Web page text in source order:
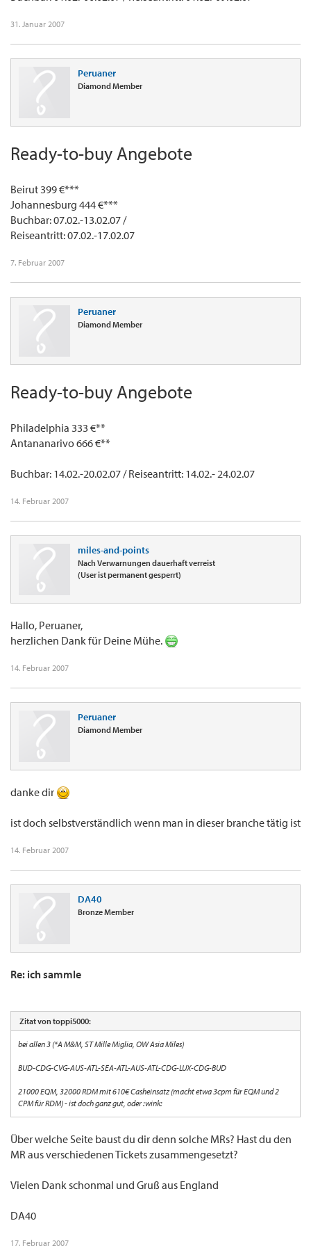
31. Januar 2007
Peruaner
Diamond Member
Ready-to-buy Angebote
Beirut 399 €***
Johannesburg 444 €***
Buchbar: 07.02.-13.02.07 /
Reiseantritt: 07.02.-17.02.07
7. Februar 2007
Peruaner
Diamond Member
Ready-to-buy Angebote
Philadelphia 333 €**
Antananarivo 666 €**
Buchbar: 14.02.-20.02.07 / Reiseantritt: 14.02.- 24.02.07
14. Februar 2007
miles-and-points
Nach Verwarnungen dauerhaft verreist
(User ist permanent gesperrt)
Hallo, Peruaner,
herzlichen Dank für Deine Mühe.
14. Februar 2007
Peruaner
Diamond Member
danke dir
ist doch selbstverständlich wenn man in dieser branche tätig ist
14. Februar 2007
DA40
Bronze Member
Re: ich sammle
Zitat von toppi5000:
bei allen 3 (*A M&M, ST Mille Miglia, OW Asia Miles)
BUD-CDG-CVG-AUS-ATL-SEA-ATL-AUS-ATL-CDG-LUX-CDG-BUD
21000 EQM, 32000 RDM mit 610€ Casheinsatz (macht etwa 3cpm für EQM und 2
CPM für RDM) - ist doch ganz gut, oder :wink:
Über welche Seite baust du dir denn solche MRs? Hast du den
MR aus verschiedenen Tickets zusammengesetzt?
Vielen Dank schonmal und Gruß aus England
DA40
17. Februar 2007